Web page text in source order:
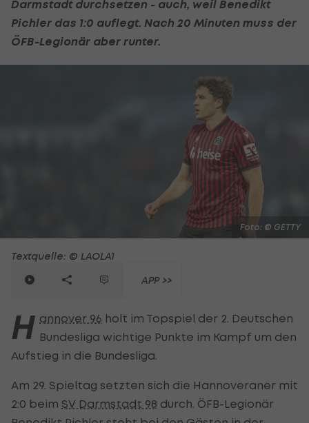
Darmstadt durchsetzen - auch, weil Benedikt
Pichler das 1:0 auflegt. Nach 20 Minuten muss der
ÖFB-Legionär aber runter.
Foto: © GETTY
Textquelle: © LAOLA1
APP >>
H annover 96 holt im Topspiel der 2. Deutschen
Bundesliga wichtige Punkte im Kampf um den
Aufstieg in die Bundesliga.
Am 29. Spieltag setzten sich die Hannoveraner mit
2:0 beim SV Darmstadt 98 durch. ÖFB-Legionär